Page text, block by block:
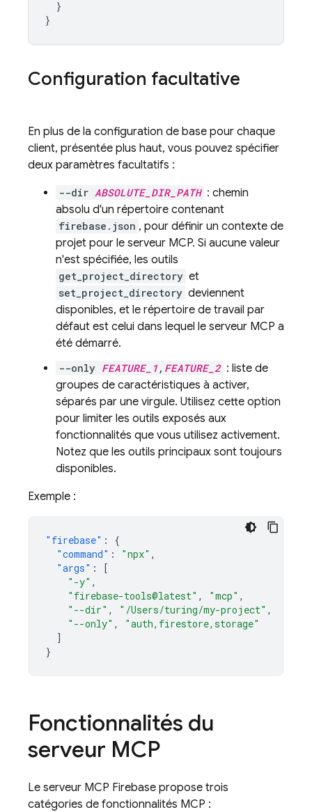
}
}
Configuration facultative
En plus de la configuration de base pour chaque
client, présentée plus haut, vous pouvez spécifier
deux paramètres facultatifs :
--dir ABSOLUTE_DIR_PATH : chemin
absolu d'un répertoire contenant
firebase.json , pour définir un contexte de
projet pour le serveur MCP. Si aucune valeur
n'est spécifiée, les outils
get_project_directory et
set_project_directory deviennent
disponibles, et le répertoire de travail par
défaut est celui dans lequel le serveur MCP a
été démarré.
--only FEATURE_1 , FEATURE_2 : liste de
groupes de caractéristiques à activer,
séparés par une virgule. Utilisez cette option
pour limiter les outils exposés aux
fonctionnalités que vous utilisez activement.
Notez que les outils principaux sont toujours
disponibles.
Exemple :
"firebase" :
{
"command" : "npx" ,
"args" :
[
"-y" ,
"firebase-tools@latest" , "mcp" ,
"--dir" , "/Users/turing/my-project" ,
"--only" ,
"auth,firestore,storage"
]
}
Fonctionnalités du
serveur MCP
Le serveur MCP Firebase propose trois
catégories de fonctionnalités MCP :